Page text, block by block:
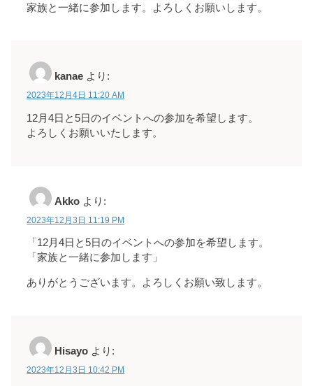
家族と一緒に参加します。よろしくお願いします。
kanae より:
2023年12月4日 11:20 AM
12月4日と5日のイベントへの参加を希望します。
よろしくお願いいたします。
Akko より:
2023年12月3日 11:19 PM
「12月4日と5日のイベントへの参加を希望します。
「家族と一緒に参加します」
ありがとうございます。よろしくお願い致します。
Hisayo より:
2023年12月3日 10:42 PM